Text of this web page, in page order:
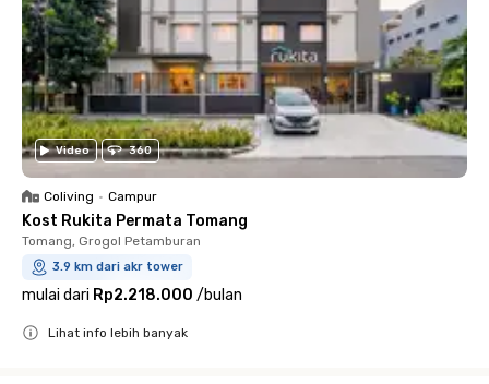
Video 360
Coliving • Campur
Kost Rukita Permata Tomang
Tomang, Grogol Petamburan
3.9 km dari akr tower
mulai dari Rp2.218.000 /bulan
Lihat info lebih banyak